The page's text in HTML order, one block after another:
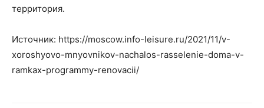
территория.
Источник: https://moscow.info-leisure.ru/2021/11/v-
xoroshyovo-mnyovnikov-nachalos-rasselenie-doma-v-
ramkax-programmy-renovacii/